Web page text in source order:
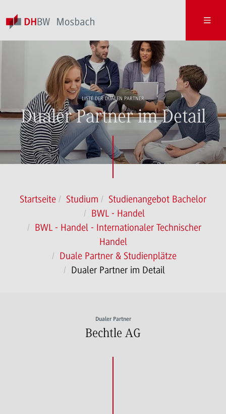
LISTE DER DUALEN PARTNER
Dualer Partner im Detail
Startseite Studium
Studienangebot Bachelor
BWL - Handel
BWL - Handel - Internationaler Technischer
Handel
Duale Partner & Studienplätze
Dualer Partner im Detail
Dualer Partner
Bechtle AG